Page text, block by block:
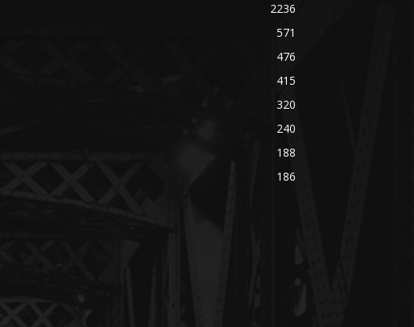
2236
571
476
415
320
240
188
186